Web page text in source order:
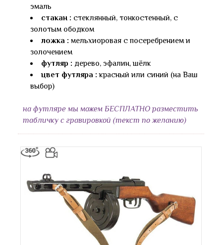
эмаль
стакан : стеклянный, тонкостенный, с
золотым ободком
ложка : мельхиоровая с посеребрением и
золочением
футляр : дерево, эфалин, шёлк
цвет футляра : красный или синий (на Ваш
выбор)
на футляре мы можем БЕСПЛАТНО разместить
табличку с гравировкой (текст по желанию)